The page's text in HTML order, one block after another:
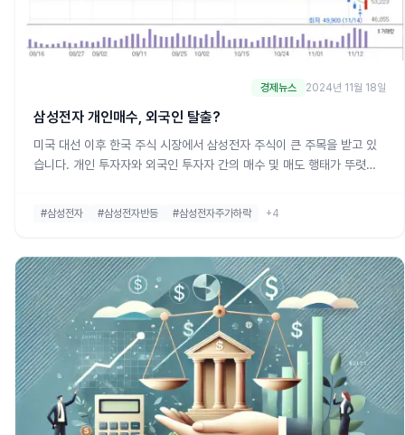
경제뉴스 2024년 11월 18일
삼성전자 개인매수, 외국인 탈출?
미국 대선 이후 한국 주식 시장에서 삼성전자 주식이 큰 주목을 받고 있
습니다. 개인 투자자와 외국인 투자자 간의 매수 및 매도 행태가 뚜렷한
#삼성전자 #삼성전자반등 #삼성전자주가하락 +4